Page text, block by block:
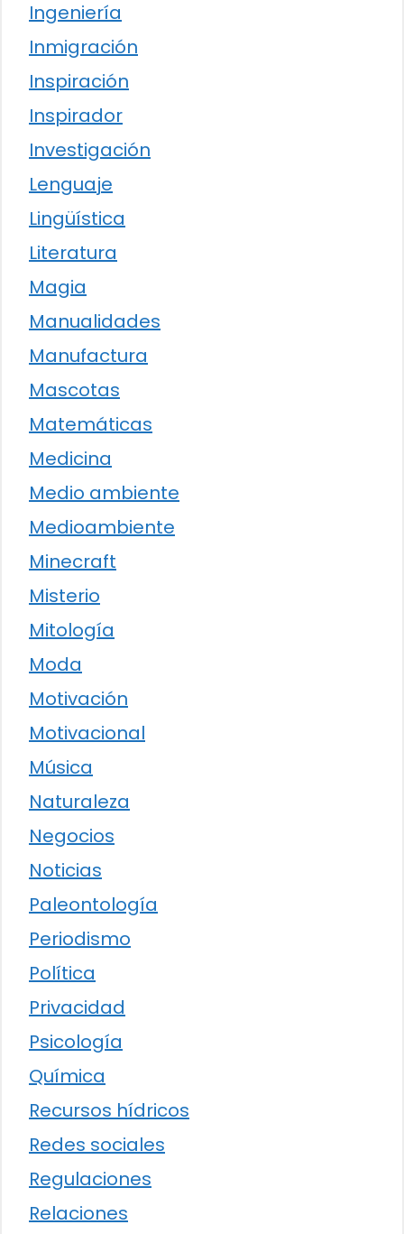
Ingeniería
Inmigración
Inspiración
Inspirador
Investigación
Lenguaje
Lingüística
Literatura
Magia
Manualidades
Manufactura
Mascotas
Matemáticas
Medicina
Medio ambiente
Medioambiente
Minecraft
Misterio
Mitología
Moda
Motivación
Motivacional
Música
Naturaleza
Negocios
Noticias
Paleontología
Periodismo
Política
Privacidad
Psicología
Química
Recursos hídricos
Redes sociales
Regulaciones
Relaciones